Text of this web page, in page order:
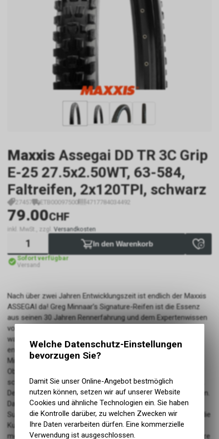
Maxxis Assegai DD TR 3C Grip
E-25 27.5x2.50WT, 63-584,
Faltreifen, 2x120TPI, schwarz
27457 ETB00097500 4717784034492
79.00CHF
inkl. MwSt., zzgl. Versandkosten
In den Warenkorb
Sofort verfügbar
Versand
Nach über zwei Jahren Entwicklungszeit ist endlich der Maxxis
ASSEGAI da! Greg Minnaar’s Signature-Reifen ist die Essenz
aus seinen 30 Jahren Rennerfahrung und dem Expertenwissen
von Maxxis aus über 50 Jahren Reifenproduktion. “Meine Idee
war es, einen Reifen aus den besten Maxxis Profilen zu
entwerfen. Ich begann in der Mitte mit einer Kombination aus
Minion DHF und Minion DHR II. Grund dafür war, dass die
Oberfläche des DHF gut rollt und super auf Hardpack, in
schmierigen Kurven und auf nassen Wurzeln und Steinen hält.
Der DHR II rollt noch viel besser und kann aggressiver bremsen.
Dann machte ich mich an einen ‘extra’ Stollen, der Dir mehr
Support und ein konstantes Gefühl gibt, wenn Du das Bike in die
Kurve auf die Aussenstollen legst. Da kommen wir schon zu
meinem Lieblingsreifen – dem HighRoller. Die Maxxis Ingenieure
Welche Datenschutz-Einstellungen
bevorzugen Sie?
Damit Sie unser Online-Angebot bestmöglich
nutzen können, setzen wir auf unserer Website
Cookies und ähnliche Technologien ein. Sie haben
die Kontrolle darüber, zu welchen Zwecken wir
Ihre Daten verarbeiten dürfen. Eine kommerzielle
Verwendung ist ausgeschlossen.